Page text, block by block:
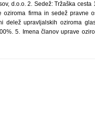
d.o.o. 2. Sedež: Tržaška
oziroma firma in sedež pravne
upravljalskih oziroma
5. Imena članov uprave